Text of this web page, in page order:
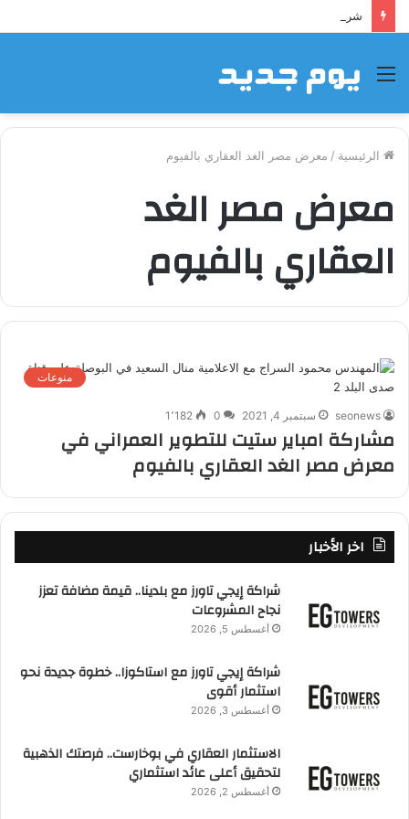
شراكة إيجي تاورز مع بلدينا.. قيمة مضافة تعزز نجاح المشروعات
القائمة
الرئيسية / معرض مصر الغد العقاري بالفيوم
معرض مصر الغد
العقاري بالفيوم
منوعات
seonews سبتمبر 4, 2021 0 1٬182
مشاركة امباير ستيت للتطوير العمراني في
معرض مصر الغد العقاري بالفيوم
اخر الأخبار
شراكة إيجي تاورز مع بلدينا.. قيمة مضافة تعزز
نجاح المشروعات
أغسطس 5, 2026
شراكة إيجي تاورز مع استاكوزا.. خطوة جديدة نحو
استثمار أقوى
أغسطس 3, 2026
الاستثمار العقاري في بوخارست.. فرصتك الذهبية
لتحقيق أعلى عائد استثماري
أغسطس 2, 2026